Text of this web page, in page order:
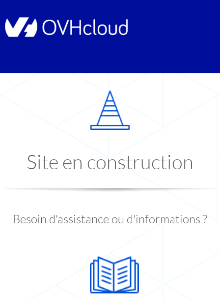
Site en construction
Besoin d'assistance ou d'informations ?